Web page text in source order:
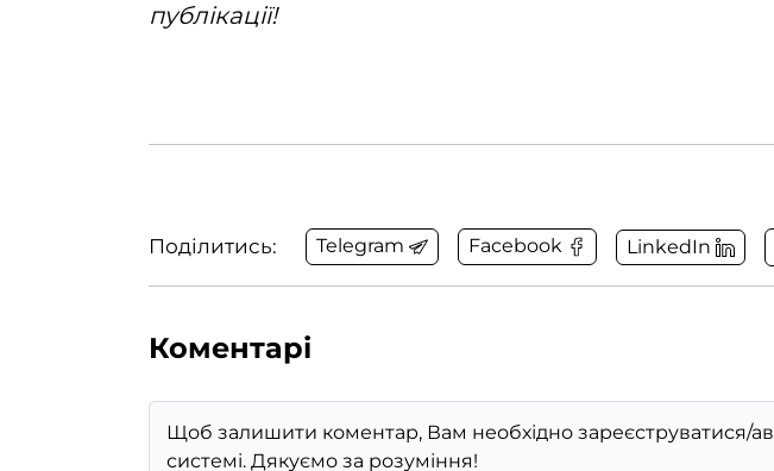
публікації!
Поділитись: Telegram Facebook LinkedIn
Коментарі